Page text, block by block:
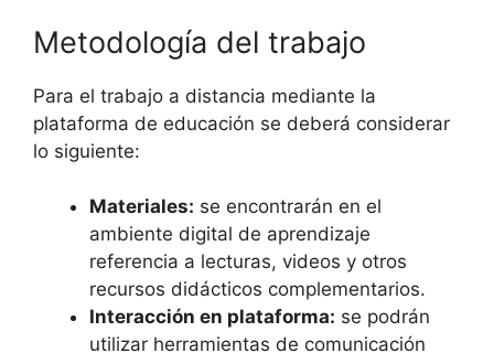
Metodología del trabajo
Para el trabajo a distancia mediante la
plataforma de educación se deberá considerar
lo siguiente:
Materiales: se encontrarán en el
ambiente digital de aprendizaje
referencia a lecturas, videos y otros
recursos didácticos complementarios.
Interacción en plataforma: se podrán
utilizar herramientas de comunicación